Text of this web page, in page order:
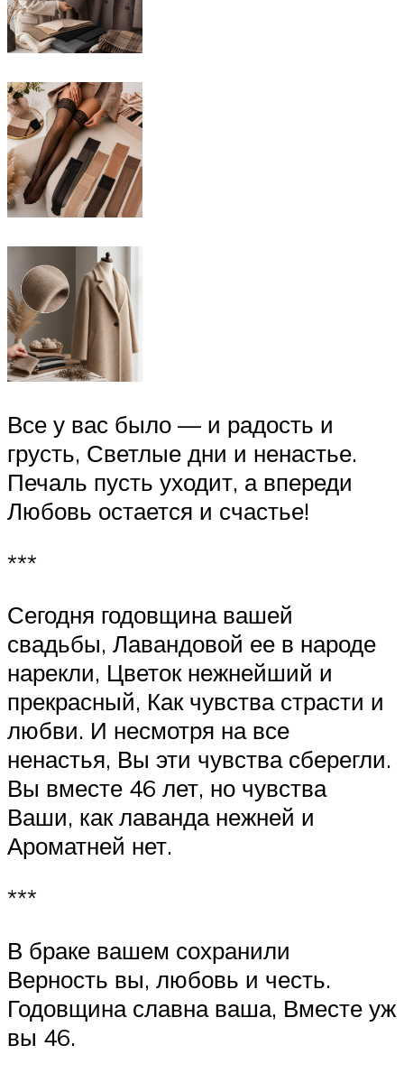
Все у вас было — и радость и
грусть, Светлые дни и ненастье.
Печаль пусть уходит, а впереди
Любовь остается и счастье!
***
Сегодня годовщина вашей
свадьбы, Лавандовой ее в народе
нарекли, Цветок нежнейший и
прекрасный, Как чувства страсти и
любви. И несмотря на все
ненастья, Вы эти чувства сберегли.
Вы вместе 46 лет, но чувства
Ваши, как лаванда нежней и
Ароматней нет.
***
В браке вашем сохранили
Верность вы, любовь и честь.
Годовщина славна ваша, Вместе уж
вы 46.